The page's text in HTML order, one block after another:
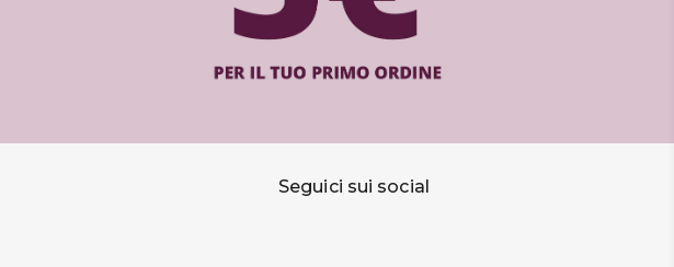
Seguici sui social